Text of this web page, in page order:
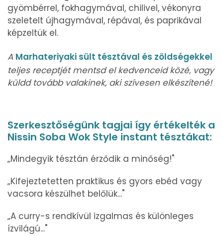
gyömbérrel, fokhagymával, chilivel, vékonyra
szeletelt újhagymával, répával, és paprikával
képzeltük el.
A Marhateriyaki sült tésztával és zöldségekkel
teljes receptjét mentsd el kedvenceid közé, vagy
küldd tovább valakinek, aki szívesen elkészítené!
Szerkesztőségünk tagjai így értékelték a
Nissin Soba Wok Style instant tésztákat:
„Mindegyik tésztán érződik a minőség!"
„Kifejeztetetten praktikus és gyors ebéd vagy
vacsora készülhet belőlük..."
„A curry-s rendkívül izgalmas és különleges
ízvilágú..."